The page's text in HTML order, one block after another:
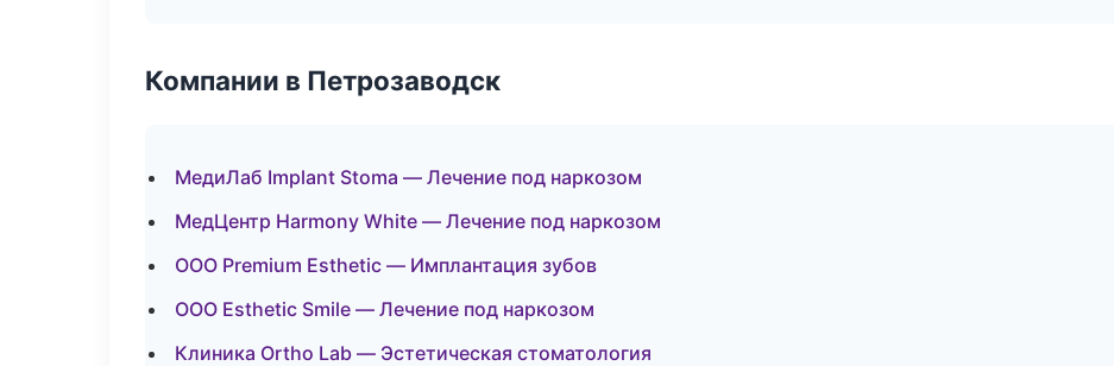
Компании в Петрозаводск
МедиЛаб Implant Stoma — Лечение под наркозом
МедЦентр Harmony White — Лечение под наркозом
ООО Premium Esthetic — Имплантация зубов
ООО Esthetic Smile — Лечение под наркозом
Клиника Ortho Lab — Эстетическая стоматология